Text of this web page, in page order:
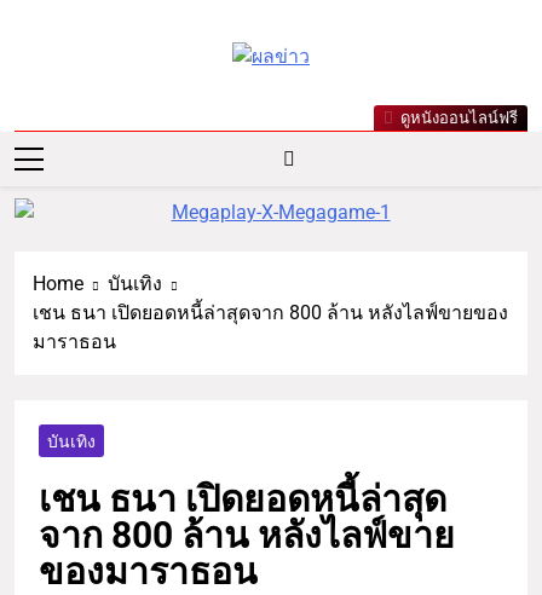
ผลข่าว.com
เกาะกระแสดารา ข่าวกีฬารอบ
โลก เลขเด็ดหวยดัง ตรวจหวย
ดูหนังออนไลน์ฟรี
Home
บันเทิง
เชน ธนา เปิดยอดหนี้ล่าสุดจาก 800 ล้าน หลังไลฟ์ขายของ
มาราธอน
บันเทิง
เชน ธนา เปิดยอดหนี้ล่าสุด
จาก 800 ล้าน หลังไลฟ์ขาย
ของมาราธอน